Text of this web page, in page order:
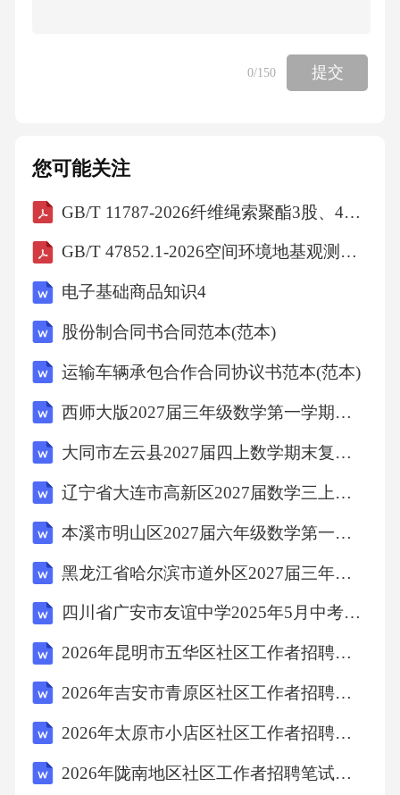
0/150 提交
您可能关注
GB/T 11787-2026纤维绳索聚酯3股、4股、8股和12股绳索
GB/T 47852.1-2026空间环境地基观测数据第1部分：分类分级
电子基础商品知识4
股份制合同书合同范本(范本)
运输车辆承包合作合同协议书范本(范本)
西师大版2027届三年级数学第一学期期末调研试题含解析
大同市左云县2027届四上数学期末复习检测模拟试题含解析
辽宁省大连市高新区2027届数学三上期末达标检测模拟试题含解析
本溪市明山区2027届六年级数学第一学期期末统考模拟试题含解析
黑龙江省哈尔滨市道外区2027届三年级数学第一学期期末检测试题含解析
四川省广安市友谊中学2025年5月中考语文模拟试卷（含答案）
2026年昆明市五华区社区工作者招聘考试备考试题及答案解析
2026年吉安市青原区社区工作者招聘考试模拟试题及答案解析
2026年太原市小店区社区工作者招聘考试参考题库及答案解析
2026年陇南地区社区工作者招聘笔试参考题库及答案解析